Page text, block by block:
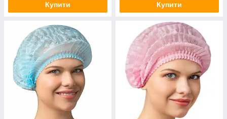
Купити Купити